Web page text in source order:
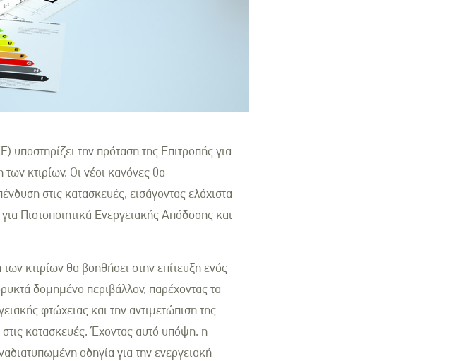
την πρόταση της Επιτροπής για
κτιρίων. Οι νέοι κανόνες θα
στις κατασκευές, εισάγοντας ελάχιστα
Πιστοποιητικά Ενεργειακής Απόδοσης και
κτιρίων θα βοηθήσει στην επίτευξη ενός
δομημένο περιβάλλον, παρέχοντας τα
φτώχειας και την αντιμετώπιση της
κατασκευές. Έχοντας αυτό υπόψη, η
οδηγία για την ενεργειακή